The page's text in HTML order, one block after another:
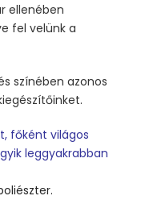
ellenében
fel velünk a
színében azonos
főként világos
leggyakrabban